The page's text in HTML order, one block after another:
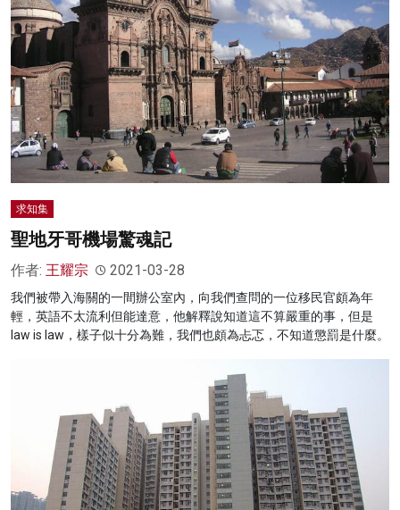
影片
名家榜
灼見活動
關於我們
求知集
聖地牙哥機場驚魂記
作者: 王耀宗 2021-03-28
我們被帶入海關的一間辦公室內，向我們查問的一位移民官頗為年
輕，英語不太流利但能達意，他解釋說知道這不算嚴重的事，但是
law is law，樣子似十分為難，我們也頗為忐忑，不知道懲罰是什麼。